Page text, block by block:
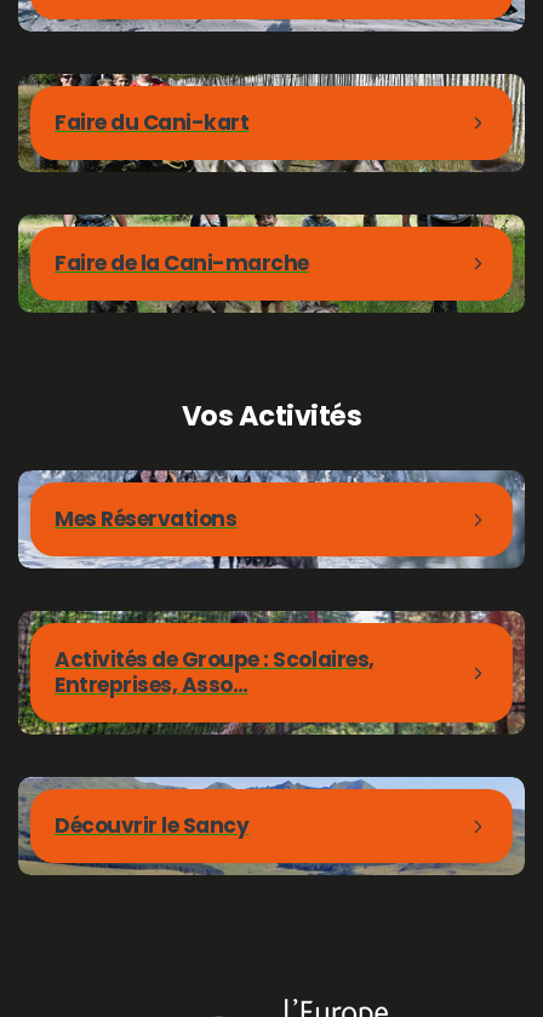
Faire du Cani-kart
Faire de la Cani-marche
VosActivités
Mes Réservations
Activités de Groupe : Scolaires,
Entreprises, Asso…
Découvrir le Sancy